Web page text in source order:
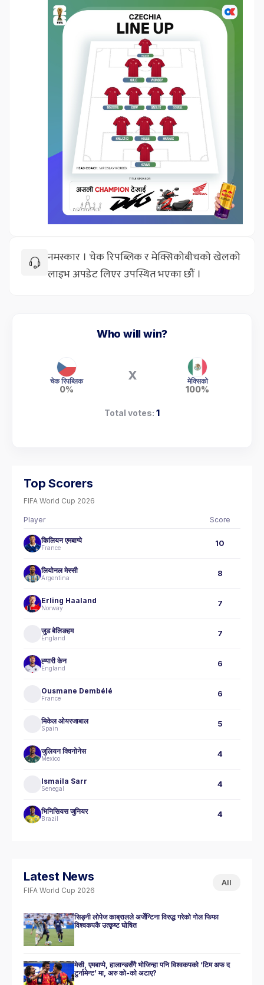
नमस्कार । चेक रिपब्लिक र मेक्सिकोबीचको खेलको
लाइभ अपडेट लिएर उपस्थित भएका छौं ।
Who will win?
चेक रिपब्लिक
0%
X मेक्सिको
100%
Total votes: 1
Top Scorers
FIFA World Cup 2026
Player Score
किलियन एमबाप्पे
France 10
लियोनल मेस्सी
Argentina 8
Erling Haaland
Norway 7
जुड बेलिङहम
England 7
ह्‍यारी केन
England 6
Ousmane Dembélé
France 6
मिकेल ओयरजाबाल
Spain 5
जुलियन क्विनोनेस
Mexico 4
Ismaila Sarr
Senegal 4
भिनिसियस जुनियर
Brazil 4
Latest News
FIFA World Cup 2026
All
सिड्नी लोपेज काब्रालले अर्जेन्टिना विरुद्ध गरेको गोल फिफा
विश्वकपकै उत्कृष्ट घोषित
मेसी, एमबाप्पे, हालान्डसँगै भोजिन्हा पनि विश्वकपको ‘टिम अफ द
टुर्नामेन्ट’ मा, अरु को-को अटाए?